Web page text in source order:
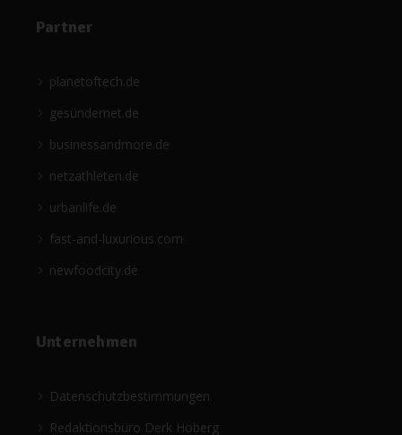
Partner
planetoftech.de
gesündernet.de
businessandmore.de
netzathleten.de
urbanlife.de
fast-and-luxurious.com
newfoodcity.de
Unternehmen
Datenschutzbestimmungen
Redaktionsbüro Derk Hoberg